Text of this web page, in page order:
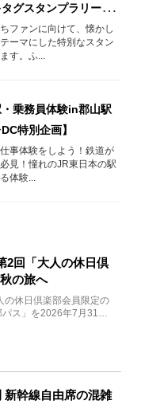
グスタンプラリーを
ファンに向けて、懐かし
ーマにした特別なスタン
す。ふ...
乗務員体験in郡山駅
特別企画】
事体験をしよう！鉄道が
見！憧れのJR東日本の駅
体験...
2回「大人の休日倶
の旅へ
の休日倶楽部会員限定の
パス」を2026年7月31日
新幹線自由席の混雑